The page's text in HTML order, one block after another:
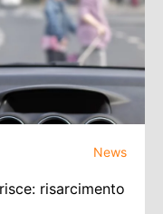
News
risarcimento